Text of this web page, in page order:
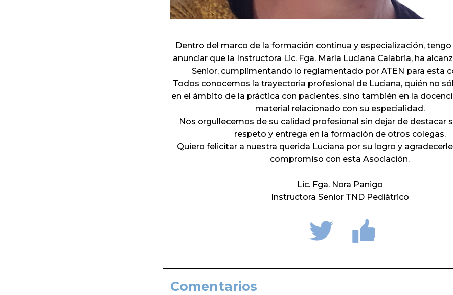
Dentro del marco de la formación continua y especialización,
anunciar que la Instructora Lic. Fga. María Luciana Calabria, ha
Senior, cumplimentando lo reglamentado por ATEN para esta
Todos conocemos la trayectoria profesional de Luciana, quién no
en el ámbito de la práctica con pacientes, sino también en la
material relacionado con su especialidad.
Nos orgullecemos de su calidad profesional sin dejar de destacar
respeto y entrega en la formación de otros colegas.
Quiero felicitar a nuestra querida Luciana por su logro y
compromiso con esta Asociación.
Lic. Fga. Nora Panigo
Instructora Senior TND Pediátrico
Comentarios